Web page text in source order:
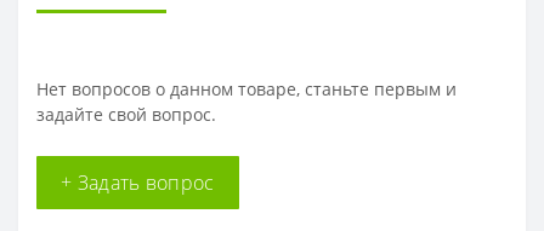
Нет вопросов о данном товаре, станьте первым и
задайте свой вопрос.
+ Задать вопрос